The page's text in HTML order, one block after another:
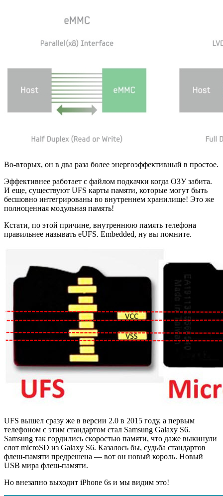
Во-вторых, он в два раза более энергоэффективный в простое.
Эффективнее работает с файлом подкачки когда ОЗУ забита.
И еще, существуют UFS карты памяти, которые могут быть
бесшовно интегрированы во внутреннем хранилище! Это же
полноценная модульная память!
Кстати, по этой причине, внутреннюю память телефона
правильнее называть eUFS. Embedded, ну вы помните.
UFS вышел сразу же в версии 2.0 в 2015 году, а первым
телефоном с этим стандартом стал Samsung Galaxy S6.
Samsung так гордились скоростью памяти, что даже выкинули
слот microSD из Galaxy S6. Казалось бы, судьба стандартов
флеш-памяти предрешена — вот он новый король. Новый
USB мира флеш-памяти.
Но внезапно выходит iPhone 6s и мы видим это!